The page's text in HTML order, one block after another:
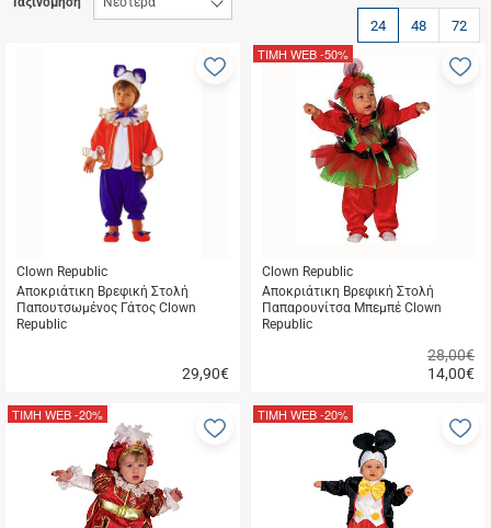
24 48 72
Clown Republic
Αποκριάτικη Βρεφική Στολή
Παπουτσωμένος Γάτος Clown
Republic
29,90€
Προσθήκη
αγαπημένα
αγορά
Clown Republic
Αποκριάτικη Βρεφική Στολή
Παπαρουνίτσα Μπεμπέ Clown
Republic
14,00€
28,00€
ΤΙΜΗ WEB-50%
αγορά
ΤΙΜΗ WEB-20%
Προσθήκη
ΤΙΜΗ WEB-20%